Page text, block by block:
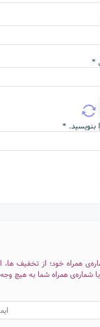
*
بنویسید. *
همراه خود؛ از تخفیف ها،
شماره‌ی همراه شما به هیچ